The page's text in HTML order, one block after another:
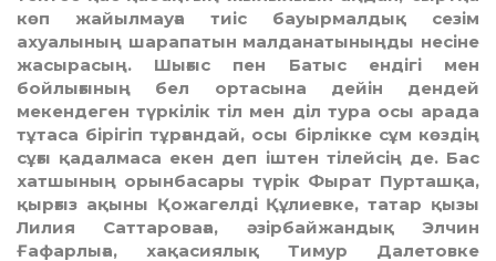
көп жайылмауға тиіс бауырмалдық сезім
ахуалының шарапатын малданатыныңды несіне
жасырасың. Шығыс пен Батыс ендігі мен
бойлығының бел ортасына дейін дендей
мекендеген түркілік тіл мен діл тура осы арада
тұтаса бірігіп тұрғандай, осы бірлікке сұм көздің
сұғы қадалмаса екен деп іштен тілейсің де. Бас
хатшының орынбасары түрік Фырат Пурташқа,
қырғыз ақыны Қожагелді Құлиевке, татар қызы
Лилия Саттароваға, әзірбайжандық Элчин
Ғафарлыға, хақасиялық Тимур Далетовке